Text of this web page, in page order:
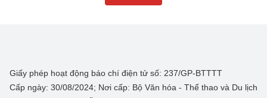
Giấy phép hoạt động báo chí điện tử số: 237/GP-BTTTT
Cấp ngày: 30/08/2024; Nơi cấp: Bộ Văn hóa - Thể thao và Du lịch